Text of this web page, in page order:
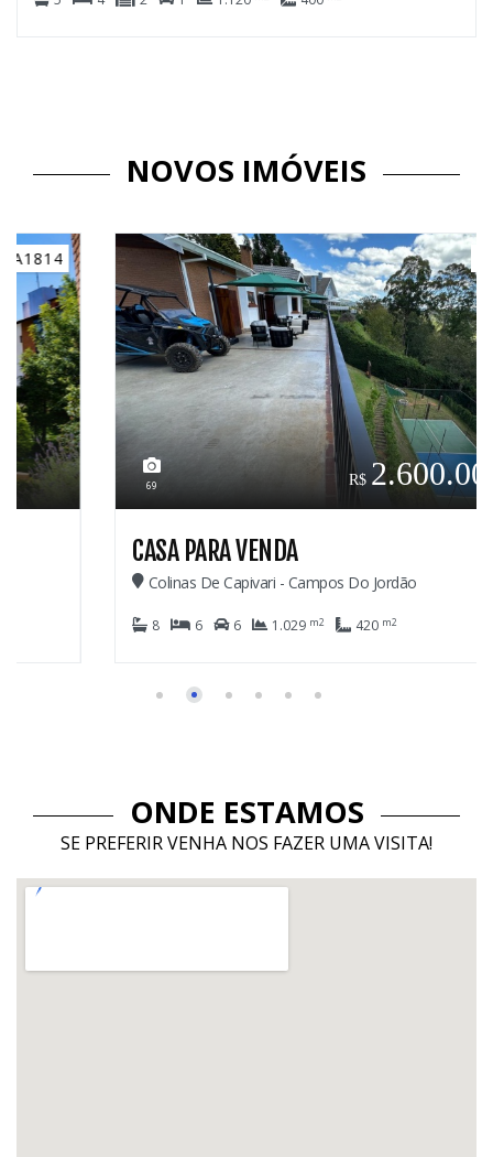
NOVOS IMÓVEIS
C3184
2.600.000,00
CASA PARA VENDA
Colinas De Capivari - Campos Do Jordão
6 1.029 m2 420m2
ONDE ESTAMOS
SE PREFERIR VENHA NOS FAZER UMA VISITA!